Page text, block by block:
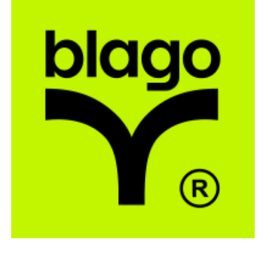
для Івано-Франківська
Поліція затримала банду, яка привласнили
квартири у Києві та Франківську на понад 2,6
млн гривень
22.07.2026
Літо вигідних інвестицій: комерційні
приміщення зі знижками
21.07.2026
Як вибрати кольори для кухні у 2026 році
20.07.2026
У Поляниці та Франківську прокуратура стягує
понад 13 млн грн пайових внесків
17.07.2026